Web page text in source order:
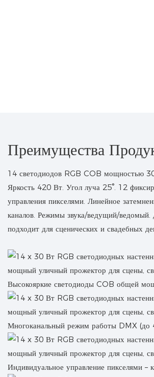
Преимущества
14 светодиодов RGB COB мощностью
Яркость 420 Вт. Угол луча 25°. 12
управления пикселями. Линейное
каналов. Режимы звука/ведущий/
подходит для сценических и свадебных
Высокояркие светодиоды COB общей
Многоканальный режим работы DMX (до
Индивидуальное управление пикселями –